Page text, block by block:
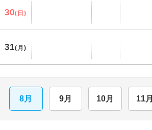
30(日)
31(月)
8月 9月 10月 11月